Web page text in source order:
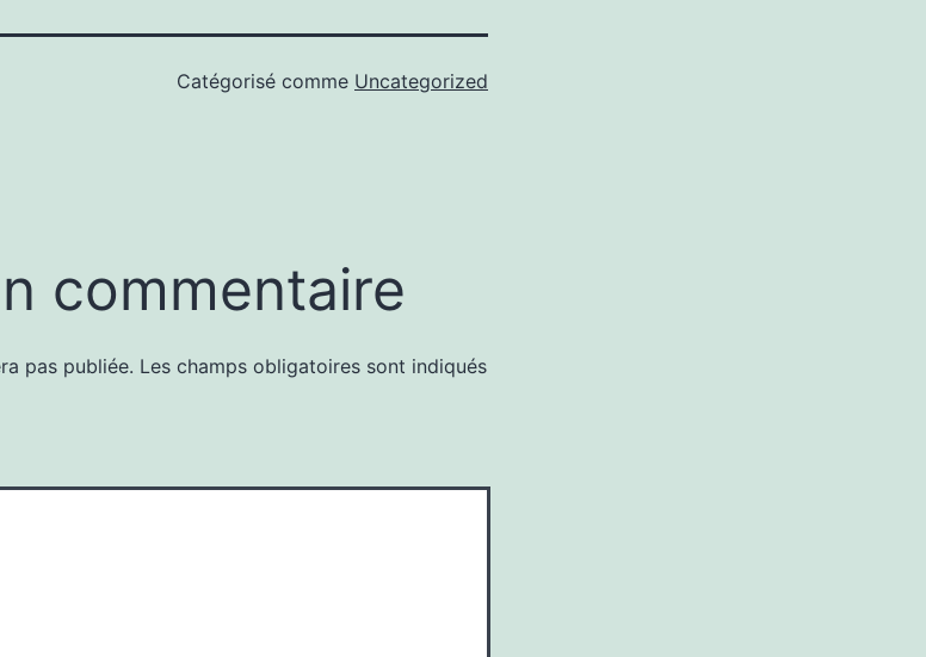
Catégorisé comme Uncategorized
commentaire
pas publiée. Les champs obligatoires sont indiqués